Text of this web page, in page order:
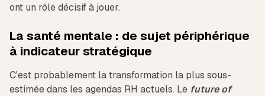
ont un rôle décisif à jouer.
La santé mentale : de sujet périphérique
à indicateur stratégique
C'est probablement la transformation la plus sous-
estimée dans les agendas RH actuels. Le future of